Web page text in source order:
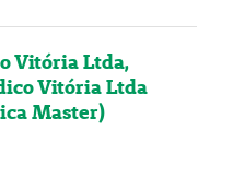
Vitória Ltda,
Vitória Ltda
Master)